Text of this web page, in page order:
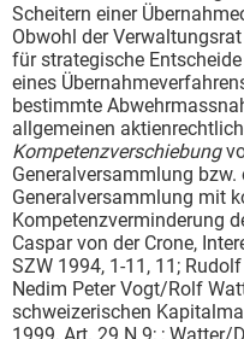
Scheitern einer
Obwohl der
für strategische
eines
bestimmte
allgemeinen
Kompetenzverschiebung
Generalversammlung
Generalversammlung mit
Kompetenzverminderung
Caspar von der Crone,
SZW 1994, 1-11, 11;
Nedim Peter Vogt/Rolf
schweizerischen